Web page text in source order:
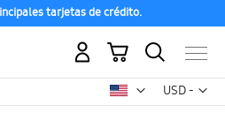
tarjetas de crédito.
USD -
dólar
Mi carrito